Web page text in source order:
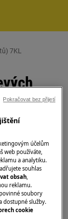
7KL
7KL
a
u
dvěma
účelům
web používáte,
a analytiku.
souhlas
obsah,
reklamu.
soubory
dostupné služby.
cookie
Pokračovat bez přijetí